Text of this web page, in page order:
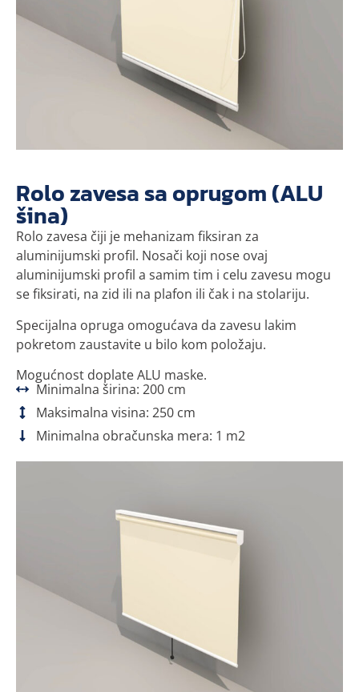
Rolo zavesa sa oprugom (ALU
šina)
Rolo zavesa čiji je mehanizam fiksiran za
aluminijumski profil. Nosači koji nose ovaj
aluminijumski profil a samim tim i celu zavesu mogu
se fiksirati, na zid ili na plafon ili čak i na stolariju.
Specijalna opruga omogućava da zavesu lakim
pokretom zaustavite u bilo kom položaju.
Mogućnost doplate ALU maske.
Minimalna širina: 200 cm
Maksimalna visina: 250 cm
Minimalna obračunska mera: 1 m2